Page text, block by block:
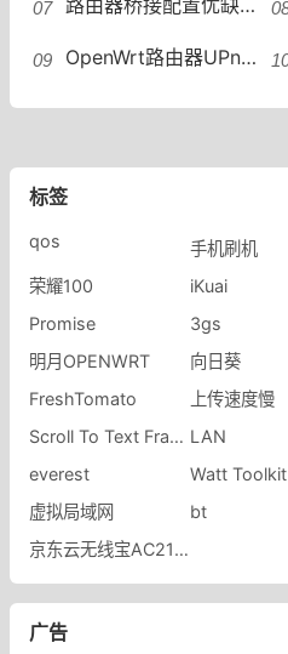
OpenWrt路由器UPnP配置教程OpenWrt路由器UPnP开启设置规则
标签
qos 手机刷机
荣耀100
iKuai
Promise
3gs
明月OPENWRT
向日葵
FreshTomato
上传速度慢
Scroll To Text Fragment LAN
everest
Watt Toolkit
虚拟局域网
bt
京东云无线宝AC2100修复工具
广告